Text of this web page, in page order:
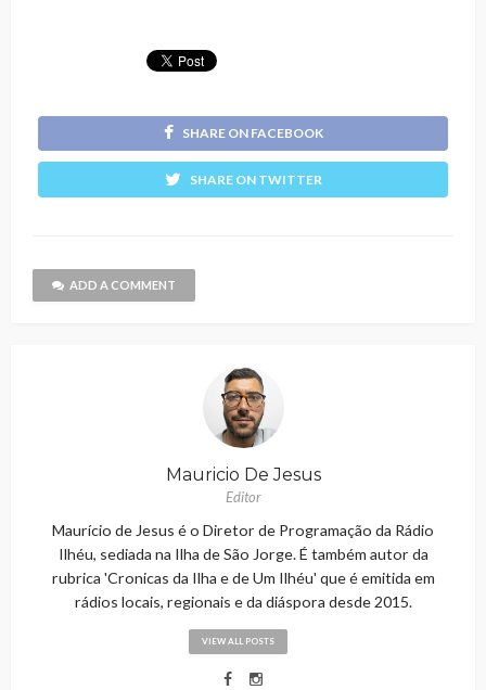
SHARE ON FACEBOOK
SHARE ON TWITTER
ADD A COMMENT
Mauricio De Jesus
Editor
Maurício de Jesus é o Diretor de Programação da Rádio
Ilhéu, sediada na Ilha de São Jorge. É também autor da
rubrica 'Cronicas da Ilha e de Um Ilhéu' que é emitida em
rádios locais, regionais e da diáspora desde 2015.
VIEW ALL POSTS